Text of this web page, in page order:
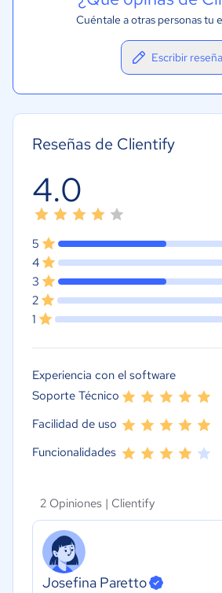
Cuéntale a otras personas tu
Escribir reseña
Reseñas de Clientify
4.0
5
4
3
2
1
Experiencia con el software
Soporte Técnico
Facilidad de uso
Funcionalidades
2 Opiniones | Clientify
Josefina Paretto